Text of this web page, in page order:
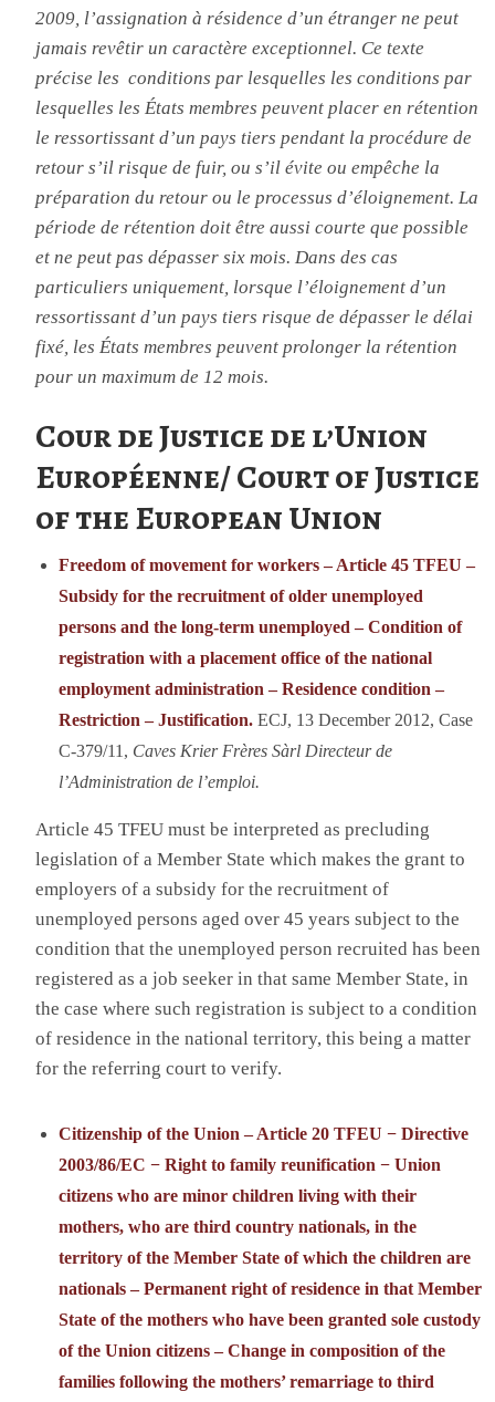
2009, l’assignation à résidence d’un étranger ne peut
jamais revêtir un caractère exceptionnel. Ce texte
précise les conditions par lesquelles les conditions par
lesquelles les États membres peuvent placer en rétention
le ressortissant d’un pays tiers pendant la procédure de
retour s’il risque de fuir, ou s’il évite ou empêche la
préparation du retour ou le processus d’éloignement. La
période de rétention doit être aussi courte que possible
et ne peut pas dépasser six mois. Dans des cas
particuliers uniquement, lorsque l’éloignement d’un
ressortissant d’un pays tiers risque de dépasser le délai
fixé, les États membres peuvent prolonger la rétention
pour un maximum de 12 mois.
Cour de Justice de l’Union
Européenne/ Court of Justice
of the European Union
Freedom of movement for workers – Article 45 TFEU –
Subsidy for the recruitment of older unemployed
persons and the long-term unemployed – Condition of
registration with a placement office of the national
employment administration – Residence condition –
Restriction – Justification.ECJ, 13 December 2012, Case
C-379/11, Caves Krier Frères Sàrl Directeur de
l’Administration de l’emploi.
Article 45 TFEU must be interpreted as precluding
legislation of a Member State which makes the grant to
employers of a subsidy for the recruitment of
unemployed persons aged over 45 years subject to the
condition that the unemployed person recruited has been
registered as a job seeker in that same Member State, in
the case where such registration is subject to a condition
of residence in the national territory, this being a matter
for the referring court to verify.
Citizenship of the Union – Article 20 TFEU − Directive
2003/86/EC − Right to family reunification − Union
citizens who are minor children living with their
mothers, who are third country nationals, in the
territory of the Member State of which the children are
nationals – Permanent right of residence in that Member
State of the mothers who have been granted sole custody
of the Union citizens – Change in composition of the
families following the mothers’ remarriage to third